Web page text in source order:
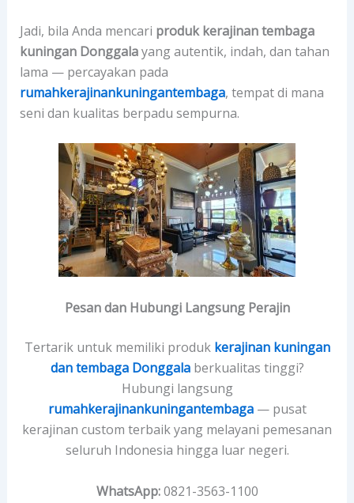
Jadi, bila Anda mencari produk kerajinan tembaga
kuningan Donggalayang autentik, indah, dan tahan
lama — percayakan pada
rumahkerajinankuningantembaga, tempat di mana
seni dan kualitas berpadu sempurna.
Pesan dan Hubungi Langsung Perajin
Tertarik untuk memiliki produk kerajinan kuningan
dan tembaga Donggalaberkualitas tinggi?
Hubungi langsung
rumahkerajinankuningantembaga — pusat
kerajinan custom terbaik yang melayani pemesanan
seluruh Indonesia hingga luar negeri.
WhatsApp:0821-3563-1100